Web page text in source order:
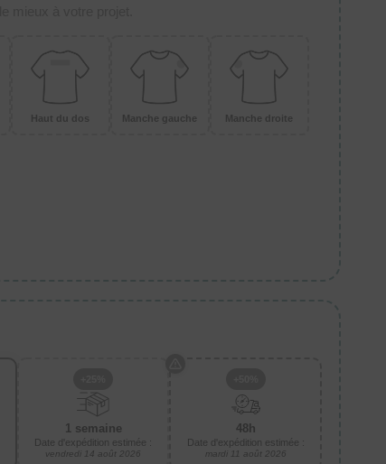
Haut du dos Manche gauche Manche droite
1 semaine
Date d'expédition estimée :
vendredi 14 août 2026
48h
Date d'expédition estimée :
mardi 11 août 2026